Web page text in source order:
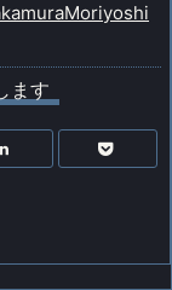
ます